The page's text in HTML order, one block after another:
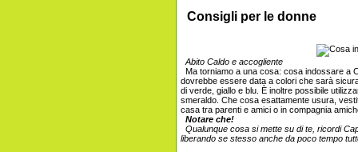
Consigli per le donne
Abito Caldo e accogliente
Ma torniamo a una cosa: cosa indossare a
dovrebbe essere data a colori che sarà
di verde, giallo e blu. È inoltre possibile
smeraldo. Che cosa esattamente usura,
casa tra parenti e amici o in compagnia
Notare che!
Qualunque cosa si mette su di te, ricordi
liberando se stesso anche da poco tempo